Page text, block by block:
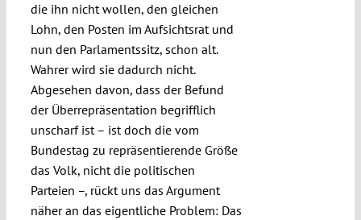
die ihn nicht wollen, den gleichen
Lohn, den Posten im Aufsichtsrat und
nun den Parlamentssitz, schon alt.
Wahrer wird sie dadurch nicht.
Abgesehen davon, dass der Befund
der Überrepräsentation begrifflich
unscharf ist – ist doch die vom
Bundestag zu repräsentierende Größe
das Volk, nicht die politischen
Parteien –, rückt uns das Argument
näher an das eigentliche Problem: Das